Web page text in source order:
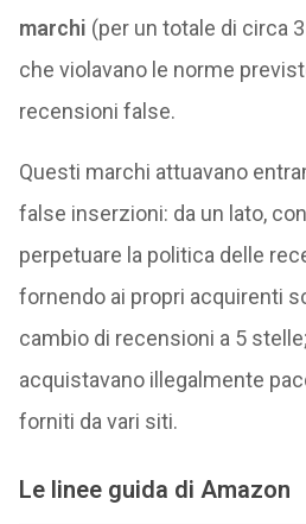
marchi (per un totale di circa
che violavano le norme
recensioni false.
Questi marchi attuavano
false inserzioni: da un lato,
perpetuare la politica delle
fornendo ai propri acquirenti
cambio di recensioni a 5 stelle;
acquistavano illegalmente
forniti da vari siti.
Le linee guida di Amazon